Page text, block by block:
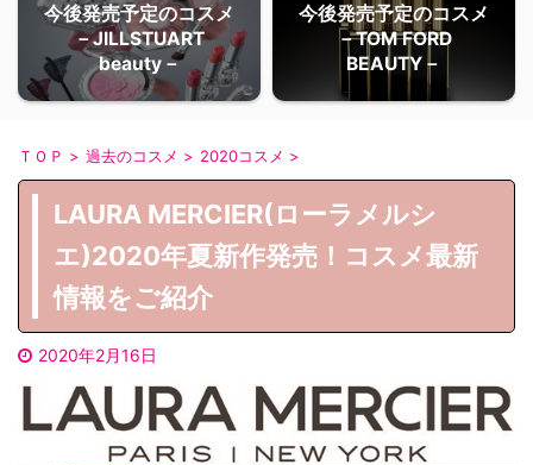
今後発売予定のコスメ
－JILLSTUART
beauty－
今後発売予定のコスメ
－TOM FORD
BEAUTY－
ＴＯＰ > 過去のコスメ > 2020コスメ >
LAURA MERCIER(ローラメルシ
エ)2020年夏新作発売！コスメ最新
情報をご紹介
2020年2月16日